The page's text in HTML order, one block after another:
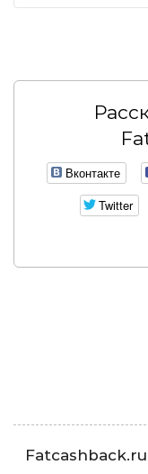
Вконтакте
Twitter
Fatcashback.ru